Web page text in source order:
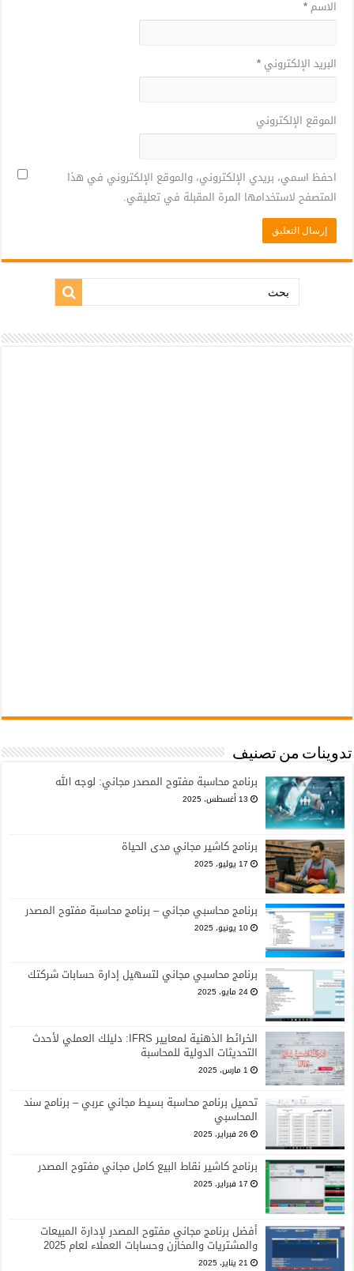
الاسم*
البريد الإلكتروني*
الموقع الإلكتروني
احفظ اسمي، بريدي الإلكتروني، والموقع الإلكتروني في هذا
المتصفح لاستخدامها المرة المقبلة في تعليقي.
بحث:
تدوينات من تصنيف
برنامج محاسبة مفتوح المصدر مجاني: لوجه الله
13 أغسطس، 2025
برنامج كاشير مجاني مدى الحياة
17 يوليو، 2025
برنامج محاسبي مجاني – برنامج محاسبة مفتوح المصدر
10 يونيو، 2025
برنامج محاسبي مجاني لتسهيل إدارة حسابات شركتك
24 مايو، 2025
الخرائط الذهنية لمعايير IFRS: دليلك العملي لأحدث
التحديثات الدولية للمحاسبة
1 مارس، 2025
تحميل برنامج محاسبة بسيط مجاني عربي – برنامج سند
المحاسبي
26 فبراير، 2025
برنامج كاشير نقاط البيع كامل مجاني مفتوح المصدر
17 فبراير، 2025
أفضل برنامج مجاني مفتوح المصدر لإدارة المبيعات
والمشتريات والمخازن وحسابات العملاء لعام 2025
21 يناير، 2025